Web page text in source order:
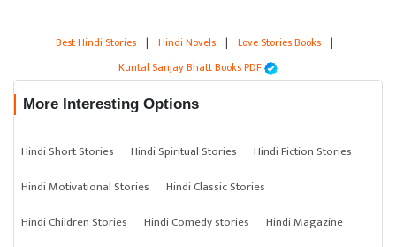
Best Hindi Stories | Hindi Novels | Love Stories Books |
Kuntal Sanjay Bhatt Books PDF
More Interesting Options
Hindi Short Stories Hindi Spiritual Stories
Hindi Fiction Stories
Hindi Motivational Stories
Hindi Classic Stories
Hindi Children Stories
Hindi Comedy stories
Hindi Magazine